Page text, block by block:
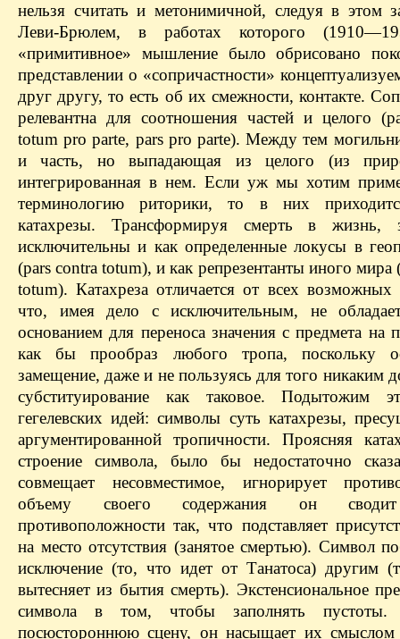
нельзя считать и метонимичной, следуя в этом
Леви-Брюлем, в работах которого
«примитивное» мышление было обрисовано
представлении о «сопричастности»
друг другу, то есть об их смежности, контакте.
релевантна для соотношения частей и целого
totum pro parte, pars pro parte). Между тем
и часть, но выпадающая из целого (из
интегрированная в нем. Если уж мы хотим
терминологию риторики, то в них
катахрезы. Трансформируя смерть в жизнь,
исключительны и как определенные локусы в
(pars contra totum), и как репрезентанты иного мира
totum). Катахреза отличается от всех возможных
что, имея дело с исключительным, не
основанием для переноса значения с предмета на
как бы прообраз любого тропа, поскольку
замещение, даже и не пользуясь для того никаким
субституирование как таковое. Подытожим
гегелевских идей: символы суть катахрезы,
аргументированной тропичности. Проясняя
строение символа, было бы недостаточно
совмещает несовместимое, игнорирует
объему своего содержания он
противоположности так, что подставляет
на место отсутствия (занятое смертью). Символ
исключение (то, что идет от Танатоса) другим
вытесняет из бытия смерть). Экстенсиональное
символа в том, чтобы заполнять
посюстороннюю сцену, он насыщает их смыслом